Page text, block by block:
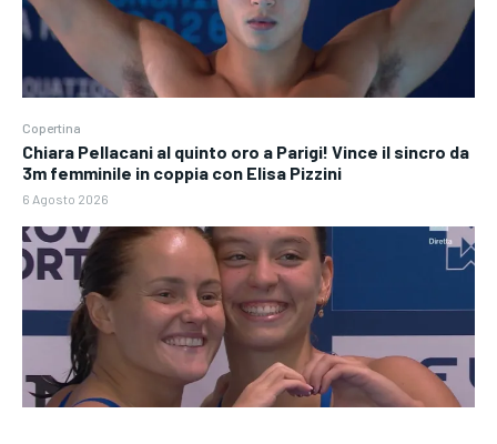
Copertina
Chiara Pellacani al quinto oro a Parigi! Vince il sincro da
3m femminile in coppia con Elisa Pizzini
6 Agosto 2026